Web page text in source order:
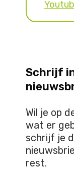
Schrijf
Wil je op
wat er
schrijf je
rest.